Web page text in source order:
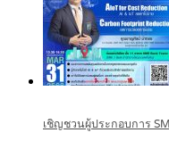
เชิญชวนผู้ประกอบการ